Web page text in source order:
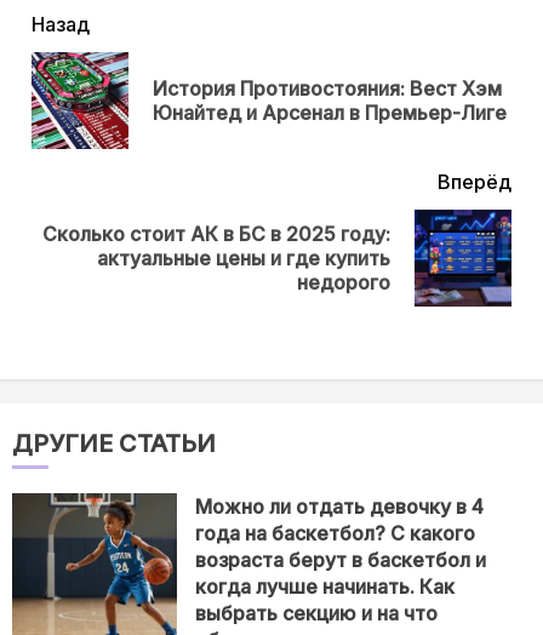
читать
еще
Назад
История Противостояния: Вест Хэм
Юнайтед и Арсенал в Премьер-Лиге
Вперёд
Next
Сколько стоит АК в БС в 2025 году:
актуальные цены и где купить
недорого
ДРУГИЕ СТАТЬИ
Можно ли отдать девочку в 4
года на баскетбол? С какого
возраста берут в баскетбол и
когда лучше начинать. Как
выбрать секцию и на что